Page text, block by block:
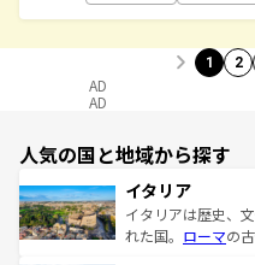
1 2
AD
AD
人気の国と地域から探す
イタリア
イタリアは歴史、
れた国。 ローマの